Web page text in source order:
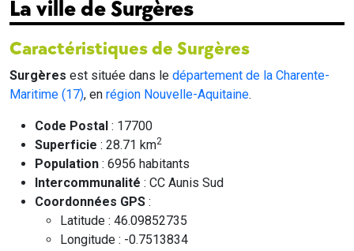
La ville de Surgères
Caractéristiques de Surgères
Surgères est située dans le département de la Charente-
Maritime (17), en région Nouvelle-Aquitaine.
Code Postal : 17700
Superficie : 28.71 km2
Population : 6956 habitants
Intercommunalité : CC Aunis Sud
Coordonnées GPS :
Latitude : 46.09852735
Longitude : -0.7513834